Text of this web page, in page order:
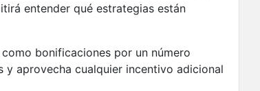
entender qué estrategias están
bonificaciones por un número
y aprovecha cualquier incentivo adicional